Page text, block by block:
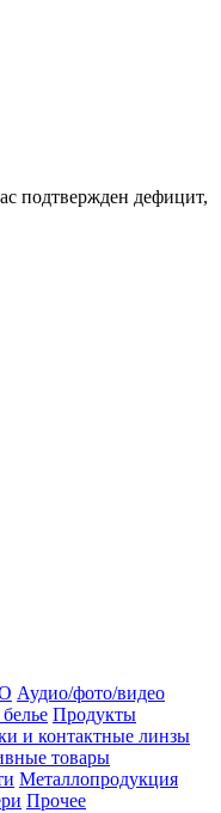
подтвержден дефицит,
Аудио/фото/видео
Продукты
и контактные линзы
товары
Металлопродукция
Прочее